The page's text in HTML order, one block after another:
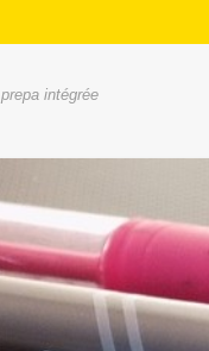
prepa intégrée